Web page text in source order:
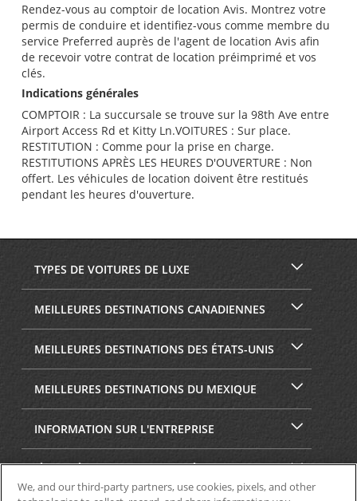
Rendez-vous au comptoir de location Avis. Montrez votre
permis de conduire et identifiez-vous comme membre du
service Preferred auprès de l'agent de location Avis afin
de recevoir votre contrat de location préimprimé et vos
clés.
Indications générales
COMPTOIR : La succursale se trouve sur la 98th Ave entre
Airport Access Rd et Kitty Ln.VOITURES : Sur place.
RESTITUTION : Comme pour la prise en charge.
RESTITUTIONS APRÈS LES HEURES D'OUVERTURE : Non
offert. Les véhicules de location doivent être restitués
pendant les heures d'ouverture.
TYPES DE VOITURES DE LUXE
MEILLEURES DESTINATIONS CANADIENNES
MEILLEURES DESTINATIONS DES ÉTATS-UNIS
MEILLEURES DESTINATIONS DU MEXIQUE
INFORMATION SUR L'ENTREPRISE
SÉCURITÉ ET CONFIDENTIALITÉ
We, and our third-party partners, use cookies, pixels, and other